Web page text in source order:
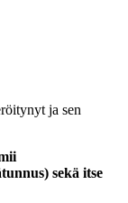
ja sen
sekä itse